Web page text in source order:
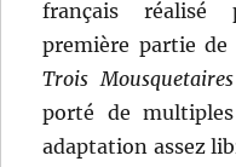
français réalisé
première partie
Trois Mousquetaires
porté de
adaptation assez